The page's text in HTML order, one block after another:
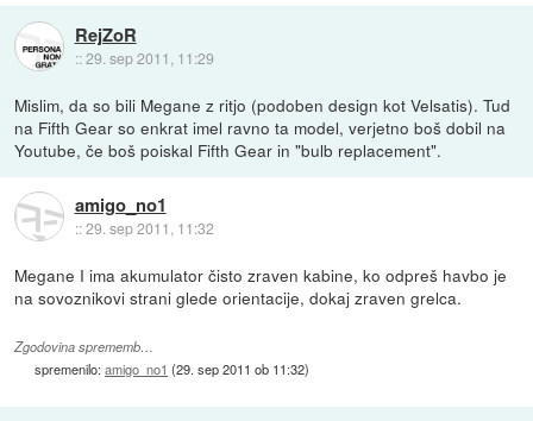
RejZoR
::29. sep 2011, 11:29
Mislim, da so bili Megane z ritjo (podoben design kot Velsatis). Tud
na Fifth Gear so enkrat imel ravno ta model, verjetno boš dobil na
Youtube, če boš poiskal Fifth Gear in "bulb replacement".
amigo_no1
::29. sep 2011, 11:32
Megane I ima akumulator čisto zraven kabine, ko odpreš havbo je
na sovoznikovi strani glede orientacije, dokaj zraven grelca.
Zgodovina sprememb…
spremenilo:amigo_no1 (29. sep 2011 ob 11:32)